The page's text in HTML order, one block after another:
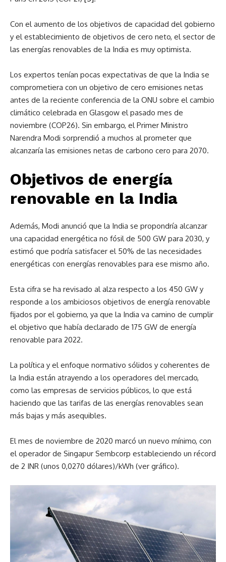
Con el aumento de los objetivos de capacidad del gobierno
y el establecimiento de objetivos de cero neto, el sector de
las energías renovables de la India es muy optimista.
Los expertos tenían pocas expectativas de que la India se
comprometiera con un objetivo de cero emisiones netas
antes de la reciente conferencia de la ONU sobre el cambio
climático celebrada en Glasgow el pasado mes de
noviembre (COP26). Sin embargo, el Primer Ministro
Narendra Modi sorprendió a muchos al prometer que
alcanzaría las emisiones netas de carbono cero para 2070.
Objetivos de energía
renovable en la India
Además, Modi anunció que la India se propondría alcanzar
una capacidad energética no fósil de 500 GW para 2030, y
estimó que podría satisfacer el 50% de las necesidades
energéticas con energías renovables para ese mismo año.
Esta cifra se ha revisado al alza respecto a los 450 GW y
responde a los ambiciosos objetivos de energía renovable
fijados por el gobierno, ya que la India va camino de cumplir
el objetivo que había declarado de 175 GW de energía
renovable para 2022.
La política y el enfoque normativo sólidos y coherentes de
la India están atrayendo a los operadores del mercado,
como las empresas de servicios públicos, lo que está
haciendo que las tarifas de las energías renovables sean
más bajas y más asequibles.
El mes de noviembre de 2020 marcó un nuevo mínimo, con
el operador de Singapur Sembcorp estableciendo un récord
de 2 INR (unos 0,0270 dólares)/kWh (ver gráfico).